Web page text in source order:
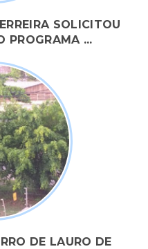
SOLICITOU
PROGRAMA ...
DE LAURO DE